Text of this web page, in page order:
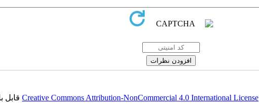
Creative Commons Attribution-NonCommercial 4.0 International Licenseقابل